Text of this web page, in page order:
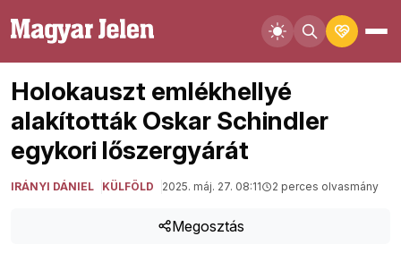
Holokauszt emlékhellyé
alakították Oskar Schindler
egykori lőszergyárát
IRÁNYI DÁNIEL KÜLFÖLD 2025. máj. 27. 08:11 2 perces olvasmány
Megosztás